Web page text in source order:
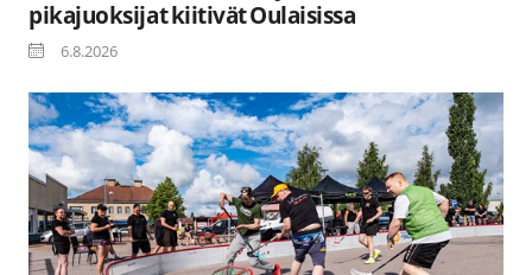
pikajuoksijat kiitivät Oulaisissa
6.8.2026